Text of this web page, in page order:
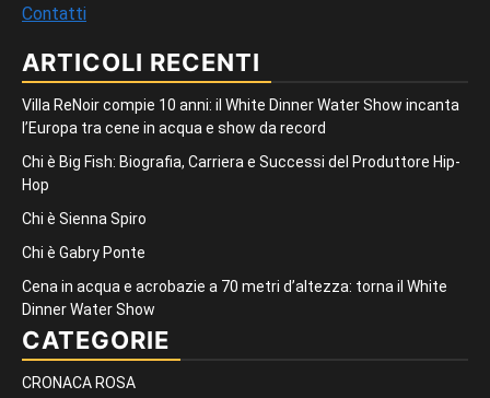
Contatti
ARTICOLI RECENTI
Villa ReNoir compie 10 anni: il White Dinner Water Show incanta
l’Europa tra cene in acqua e show da record
Chi è Big Fish: Biografia, Carriera e Successi del Produttore Hip-
Hop
Chi è Sienna Spiro
Chi è Gabry Ponte
Cena in acqua e acrobazie a 70 metri d’altezza: torna il White
Dinner Water Show
CATEGORIE
CRONACA ROSA